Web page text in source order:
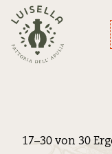
Zurück zur
17–30 von 30